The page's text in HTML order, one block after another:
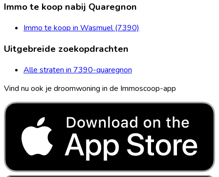
Immo te koop nabij Quaregnon
Immo te koop in Wasmuel (7390)
Uitgebreide zoekopdrachten
Alle straten in 7390-quaregnon
Vind nu ook je droomwoning in de Immoscoop-app